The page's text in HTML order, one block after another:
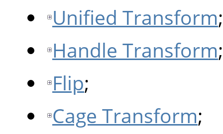
Unified Transform;
Handle Transform;
Flip;
Cage Transform;